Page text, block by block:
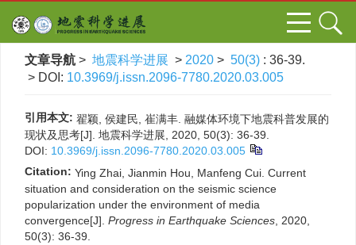
文章导航 > 地震科学进展 > 2020 > 50(3) : 36-39.
> DOI: 10.3969/j.issn.2096-7780.2020.03.005
引用本文: 翟颖, 侯建民, 崔满丰. 融媒体环境下地震科普发展的
现状及思考[J]. 地震科学进展, 2020, 50(3): 36-39.
DOI: 10.3969/j.issn.2096-7780.2020.03.005
Citation: Ying Zhai, Jianmin Hou, Manfeng Cui. Current
situation and consideration on the seismic science
popularization under the environment of media
convergence[J]. Progress in Earthquake Sciences , 2020,
50(3): 36-39.